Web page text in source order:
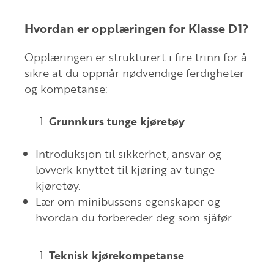
Hvordan er opplæringen for Klasse D1?
Opplæringen er strukturert i fire trinn for å
sikre at du oppnår nødvendige ferdigheter
og kompetanse:
Grunnkurs tunge kjøretøy
Introduksjon til sikkerhet, ansvar og
lovverk knyttet til kjøring av tunge
kjøretøy.
Lær om minibussens egenskaper og
hvordan du forbereder deg som sjåfør.
Teknisk kjørekompetanse